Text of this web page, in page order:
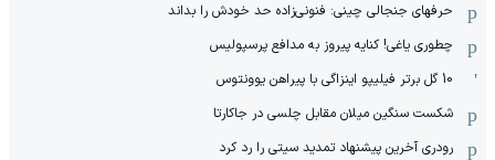
حرفهای جنجالی چینی: فنونی‌زاده حد خودش را بداند
چطوری یاغی! کنایه پیروز به مدافع پرسپولیس
10 گل برتر فیلیپو اینزاگی با پیراهن یوونتوس
شکست سنگین میلان مقابل چلسی در جاکارتا
رودری آخرین پیشنهاد تمدید سیتی را رد کرد